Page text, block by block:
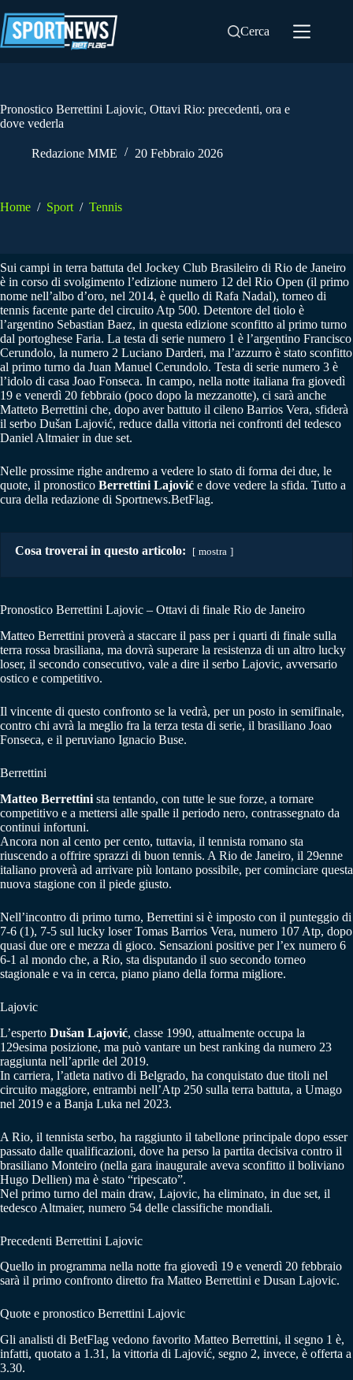
al
contenuto
Cerca
Pronostico Berrettini Lajovic, Ottavi Rio: precedenti, ora e
dove vederla
Redazione MME 20 Febbraio 2026
Home / Sport / Tennis
Sui campi in terra battuta del Jockey Club Brasileiro di Rio de Janeiro
è in corso di svolgimento l’edizione numero 12 del Rio Open (il primo
nome nell’albo d’oro, nel 2014, è quello di Rafa Nadal), torneo di
tennis facente parte del circuito Atp 500. Detentore del tiolo è
l’argentino Sebastian Baez, in questa edizione sconfitto al primo turno
dal portoghese Faria. La testa di serie numero 1 è l’argentino Francisco
Cerundolo, la numero 2 Luciano Darderi, ma l’azzurro è stato sconfitto
al primo turno da Juan Manuel Cerundolo. Testa di serie numero 3 è
l’idolo di casa Joao Fonseca. In campo, nella notte italiana fra giovedì
19 e venerdì 20 febbraio (poco dopo la mezzanotte), ci sarà anche
Matteto Berrettini che, dopo aver battuto il cileno Barrios Vera, sfiderà
il serbo Dušan Lajović, reduce dalla vittoria nei confronti del tedesco
Daniel Altmaier in due set.
Nelle prossime righe andremo a vedere lo stato di forma dei due, le
quote, il pronostico Berrettini Lajović e dove vedere la sfida. Tutto a
cura della redazione di Sportnews.BetFlag.
Cosa troverai in questo articolo: mostra
Pronostico Berrettini Lajovic – Ottavi di finale Rio de Janeiro
Matteo Berrettini proverà a staccare il pass per i quarti di finale sulla
terra rossa brasiliana, ma dovrà superare la resistenza di un altro lucky
loser, il secondo consecutivo, vale a dire il serbo Lajovic, avversario
ostico e competitivo.
Il vincente di questo confronto se la vedrà, per un posto in semifinale,
contro chi avrà la meglio fra la terza testa di serie, il brasiliano Joao
Fonseca, e il peruviano Ignacio Buse.
Berrettini
Matteo Berrettini sta tentando, con tutte le sue forze, a tornare
competitivo e a mettersi alle spalle il periodo nero, contrassegnato da
continui infortuni.
Ancora non al cento per cento, tuttavia, il tennista romano sta
riuscendo a offrire sprazzi di buon tennis. A Rio de Janeiro, il 29enne
italiano proverà ad arrivare più lontano possibile, per cominciare questa
nuova stagione con il piede giusto.
Nell’incontro di primo turno, Berrettini si è imposto con il punteggio di
7-6 (1), 7-5 sul lucky loser Tomas Barrios Vera, numero 107 Atp, dopo
quasi due ore e mezza di gioco. Sensazioni positive per l’ex numero 6
6-1 al mondo che, a Rio, sta disputando il suo secondo torneo
stagionale e va in cerca, piano piano della forma migliore.
Lajovic
L’esperto Dušan Lajović, classe 1990, attualmente occupa la
129esima posizione, ma può vantare un best ranking da numero 23
raggiunta nell’aprile del 2019.
In carriera, l’atleta nativo di Belgrado, ha conquistato due titoli nel
circuito maggiore, entrambi nell’Atp 250 sulla terra battuta, a Umago
nel 2019 e a Banja Luka nel 2023.
A Rio, il tennista serbo, ha raggiunto il tabellone principale dopo esser
passato dalle qualificazioni, dove ha perso la partita decisiva contro il
brasiliano Monteiro (nella gara inaugurale aveva sconfitto il boliviano
Hugo Dellien) ma è stato “ripescato”.
Nel primo turno del main draw, Lajovic, ha eliminato, in due set, il
tedesco Altmaier, numero 54 delle classifiche mondiali.
Precedenti Berrettini Lajovic
Quello in programma nella notte fra giovedì 19 e venerdì 20 febbraio
sarà il primo confronto diretto fra Matteo Berrettini e Dusan Lajovic.
Quote e pronostico Berrettini Lajovic
Gli analisti di BetFlag vedono favorito Matteo Berrettini, il segno 1 è,
infatti, quotato a 1.31, la vittoria di Lajović, segno 2, invece, è offerta a
3.30.